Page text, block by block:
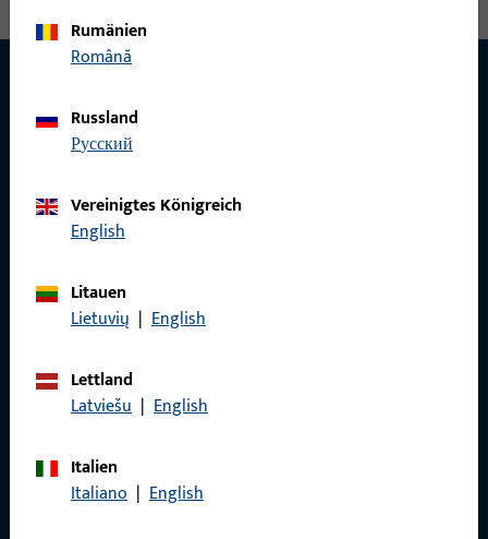
KONTAKT
Haben Sie Fragen oder wünschen Sie persönliche Beratung?
zuverlässig.
Rufen Sie uns an
Rumänien
Română
Russland
русский
Vereinigtes Königreich
English
Litauen
Lietuvių | English
Lettland
Latviešu | English
Italien
Italiano | English